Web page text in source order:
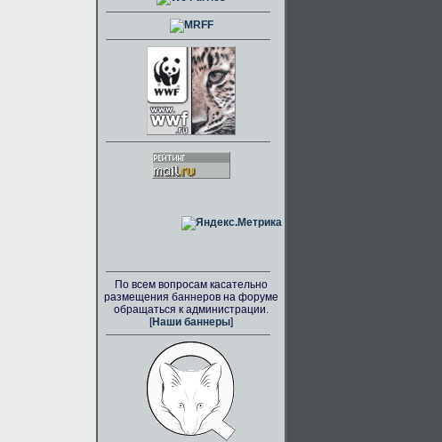
По всем вопросам касательно
размещения баннеров на форуме
обращаться к администрации.
[Наши баннеры]